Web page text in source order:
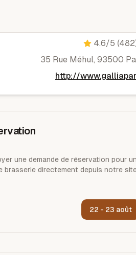
4.6/5
35 Rue Méhul, 93500
http://
une demande de réservation pour
brasserie directement depuis notre
22 - 23 août